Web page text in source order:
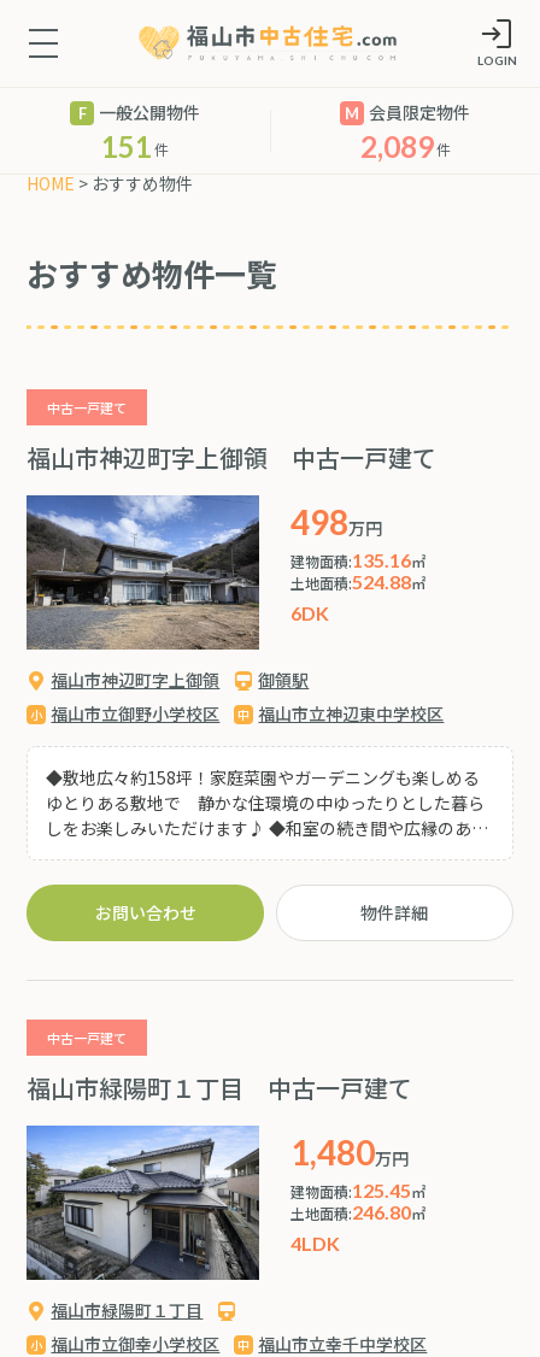
LOGIN
一般公開物件
151件
会員限定物件
2,089件
HOME > おすすめ物件
おすすめ物件一覧
中古一戸建て
福山市神辺町字上御領 中古一戸建て
498万円
建物面積:135.16㎡
土地面積:524.88㎡
6DK
福山市神辺町字上御領
御領駅
福山市立御野小学校区
福山市立神辺東中学校区
◆敷地広々約158坪！家庭菜園やガーデニングも楽しめる
ゆとりある敷地で 静かな住環境の中ゆったりとした暮ら
しをお楽しみいただけます♪ ◆和室の続き間や広縁のある
落ち着いた和風住宅。母屋とは別に平屋の建物もあり 二
世帯住宅や趣味のお部屋、在宅ワークスペースなど多用途
にご活用可能です。 ◆ガレージも備えており 雨風を防ぎ
ながら荷物の保管スペースとして利用できるほか 洗濯物
辺」まで車で約7分と日々のお買い物にも便利! 井原市方面
活かしながら リノベーションのベースとしてもご検討い
ただける住まいです♪是非一度、現地にてゆとりある住環
境をご体感ください(^^)
お問い合わせ 物件詳細
中古一戸建て
福山市緑陽町１丁目 中古一戸建て
1,480万円
建物面積:125.45㎡
土地面積:246.80㎡
4LDK
福山市緑陽町１丁目
福山市立御幸小学校区
福山市立幸千中学校区